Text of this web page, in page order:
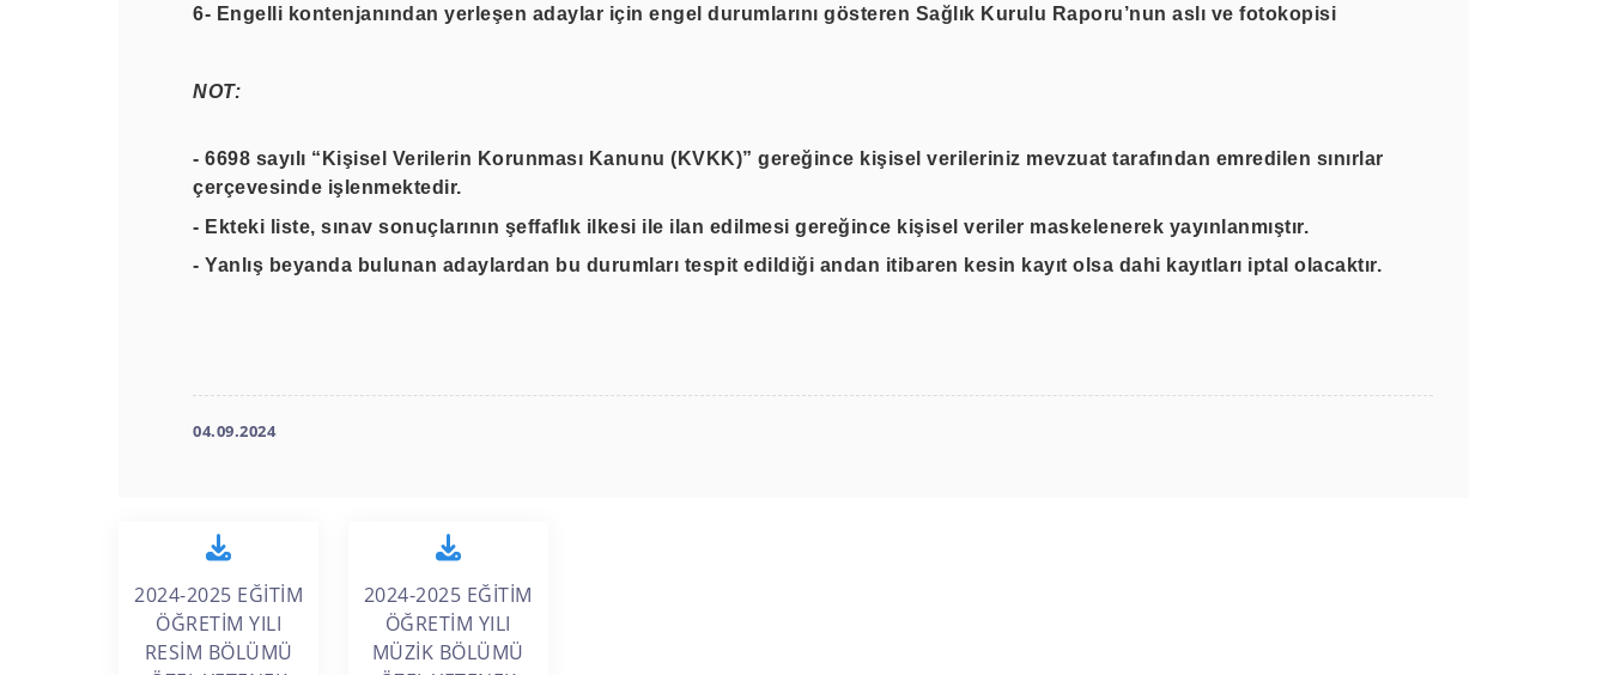
6- Engelli kontenjanından yerleşen adaylar için engel durumlarını gösteren Sağlık Kurulu Raporu’nun aslı ve fotokopisi
NOT:
- 6698 sayılı “Kişisel Verilerin Korunması Kanunu (KVKK)” gereğince kişisel verileriniz mevzuat tarafından emredilen sınırlar
çerçevesinde işlenmektedir.
- Ekteki liste, sınav sonuçlarının şeffaflık ilkesi ile ilan edilmesi gereğince kişisel veriler maskelenerek yayınlanmıştır.
- Yanlış beyanda bulunan adaylardan bu durumları tespit edildiği andan itibaren kesin kayıt olsa dahi kayıtları iptal olacaktır.
04.09.2024
2024-2025 EĞİTİM
ÖĞRETİM YILI
RESİM BÖLÜMÜ
2024-2025 EĞİTİM
ÖĞRETİM YILI
MÜZİK BÖLÜMÜ